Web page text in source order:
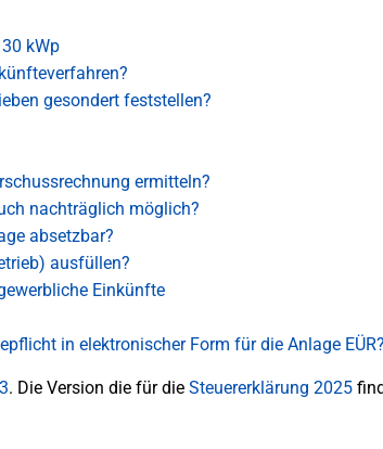
kWp
gesondert feststellen?
ermitteln?
nachträglich möglich?
absetzbar?
ausfüllen?
Einkünfte
in elektronischer Form für die Anlage EÜR?
. Die Version die für die Steuererklärung 2025